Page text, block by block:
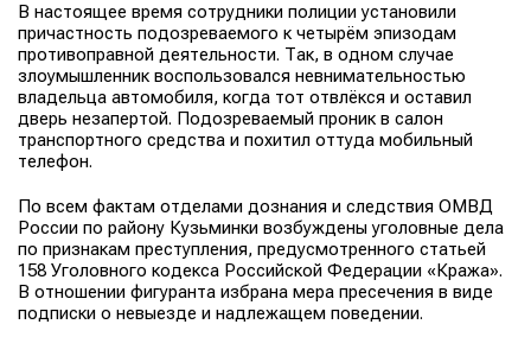
В настоящее время сотрудники полиции установили
причастность подозреваемого к четырём эпизодам
противоправной деятельности. Так, в одном случае
злоумышленник воспользовался невнимательностью
владельца автомобиля, когда тот отвлёкся и оставил
дверь незапертой. Подозреваемый проник в салон
транспортного средства и похитил оттуда мобильный
телефон.
По всем фактам отделами дознания и следствия ОМВД
России по району Кузьминки возбуждены уголовные дела
по признакам преступления, предусмотренного статьей
158 Уголовного кодекса Российской Федерации «Кража».
В отношении фигуранта избрана мера пресечения в виде
подписки о невыезде и надлежащем поведении.